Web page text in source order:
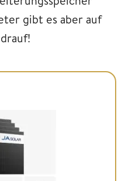
gibt es aber auf